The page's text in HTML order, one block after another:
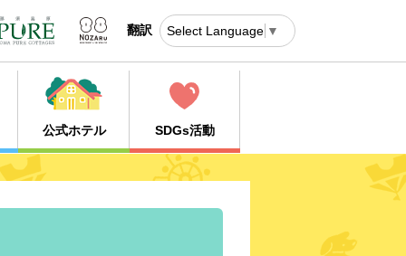
翻訳 Select Language ▼
公式ホテル SDGs活動